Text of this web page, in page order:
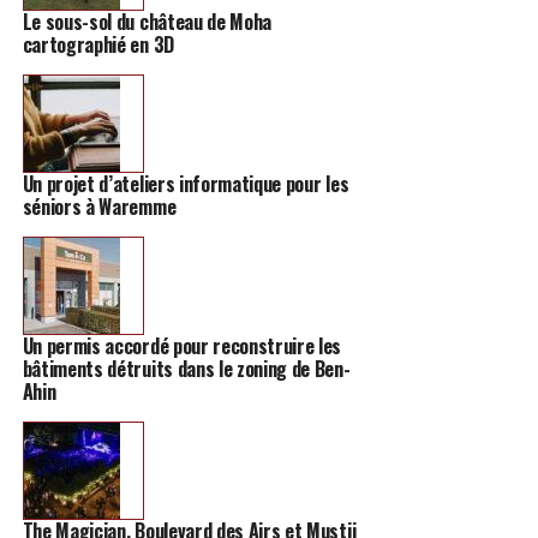
Pour contourner cette difficulté, la Ville a décidé de
recourir à l’article 30 de la loi sur la fonction de police,
qui permet la saisie préventive d’un véhicule jugé
dangereux pour la sécurité publique. Cette disposition,
déjà appliquée ailleurs, pourrait permettre de retirer
temporairement de la circulation les voitures ou motos
impliquées dans ces rodéos.
Pour que cette mesure soit applicable, Hannut a signé
une convention avec un dépanneur local.
Le sous-sol du château de Moha
cartographié en 3D
Un projet d’ateliers informatique pour les
séniors à Waremme
Un permis accordé pour reconstruire les
bâtiments détruits dans le zoning de Ben-
Ahin
The Magician, Boulevard des Airs et Mustii